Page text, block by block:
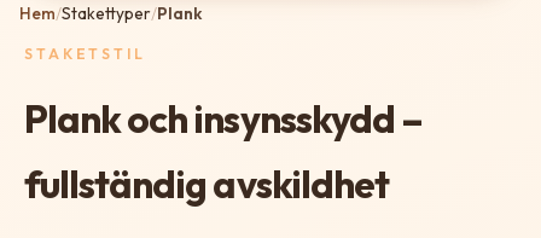
Hem/Stakettyper/Plank
STAKETSTIL
Plank och insynsskydd –
fullständig avskildhet